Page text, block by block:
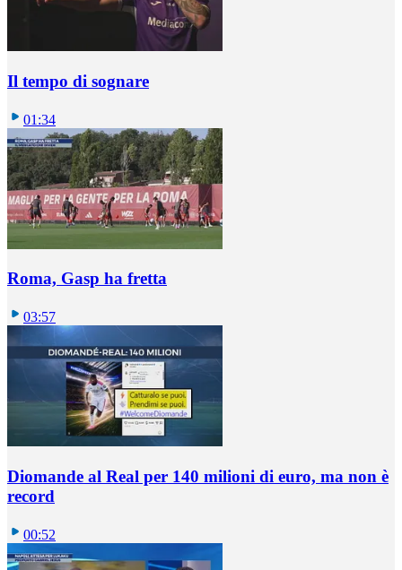
Il tempo di sognare
01:34
Roma, Gasp ha fretta
03:57
Diomande al Real per 140 milioni di euro, ma non è
record
00:52